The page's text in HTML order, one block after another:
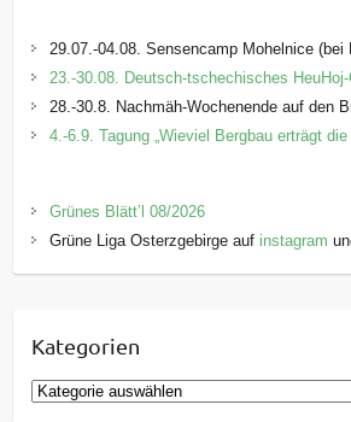
29.07.-04.08. Sensencamp Mohelnice (bei
23.-30.08. Deutsch-tschechisches
28.-30.8. Nachmäh-Wochenende auf den
4.-6.9. Tagung „Wieviel Bergbau erträgt die
Grünes Blätt’l 08/2026
Grüne Liga Osterzgebirge auf instagram
Kategorien
K